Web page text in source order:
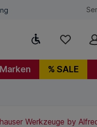
Marken % SALE
Werkzeuge by